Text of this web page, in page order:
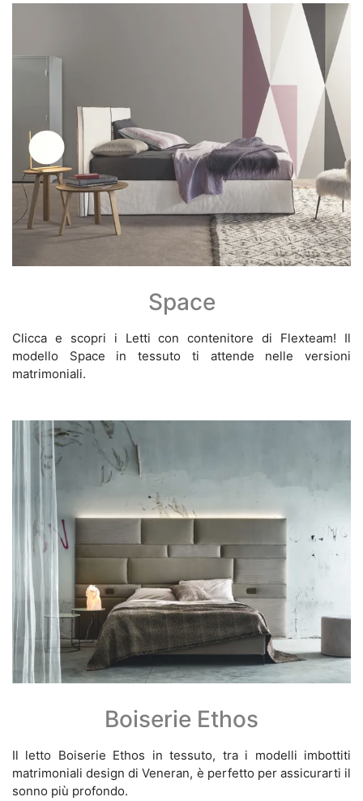
Space
Clicca e scopri i Letti con contenitore di Flexteam! Il
modello Space in tessuto ti attende nelle versioni
matrimoniali.
Boiserie Ethos
Il letto Boiserie Ethos in tessuto, tra i modelli imbottiti
matrimoniali design di Veneran, è perfetto per assicurarti il
sonno più profondo.